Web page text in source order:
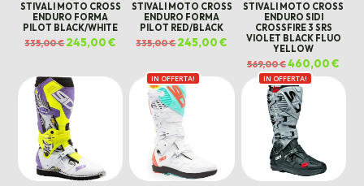
STIVALI MOTO CROSS
ENDURO FORMA
PILOT BLACK/WHITE
335,00€Il
prezzo
245,00€
prezzo
245,00 €.
STIVALI MOTO CROSS
ENDURO FORMA
PILOT RED/BLACK
335,00€Il
prezzo
335,00 €.
245,00€
245,00 €.
STIVALI MOTO CROSS
ENDURO SIDI
CROSSFIRE 3 SRS
VIOLET BLACK FLUO
YELLOW
569,00€Il
prezzo
originale
era:
569,00 €.
460,00€
è:
IN OFFERTA! IN OFFERTA!